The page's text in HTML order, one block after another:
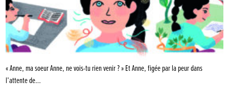
« Anne, ma soeur Anne, ne vois-tu rien venir ? » Et Anne, figée par la peur dans
l’attente de…